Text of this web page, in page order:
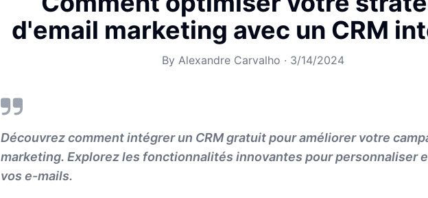
d'email marketing avec un CRM
By Alexandre Carvalho · 3/14/2024
Découvrez comment intégrer un CRM gratuit pour améliorer votre
marketing. Explorez les fonctionnalités innovantes pour personnaliser
vos e-mails.